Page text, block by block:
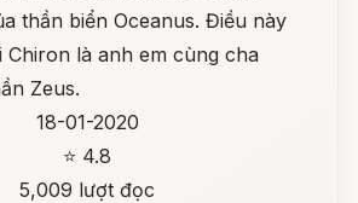
thần biển Oceanus. Điều này
Chiron là anh em cùng cha
Zeus.
18-01-2020
⭐ 4.8
5,009 lượt đọc